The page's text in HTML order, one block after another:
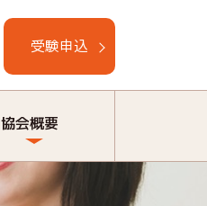
受験申込
協会概要